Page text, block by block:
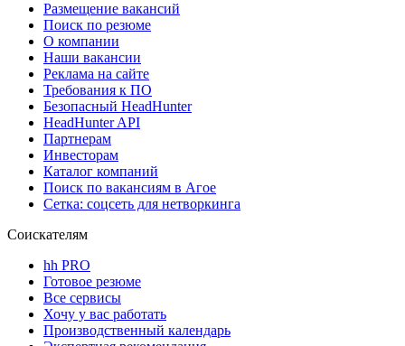
Размещение вакансий
Поиск по резюме
О компании
Наши вакансии
Реклама на сайте
Требования к ПО
Безопасный HeadHunter
HeadHunter API
Партнерам
Инвесторам
Каталог компаний
Поиск по вакансиям в Агое
Сетка: соцсеть для нетворкинга
Соискателям
hh PRO
Готовое резюме
Все сервисы
Хочу у вас работать
Производственный календарь